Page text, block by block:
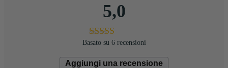
5,0
Basato su 6 recensioni
Aggiungi una recensione